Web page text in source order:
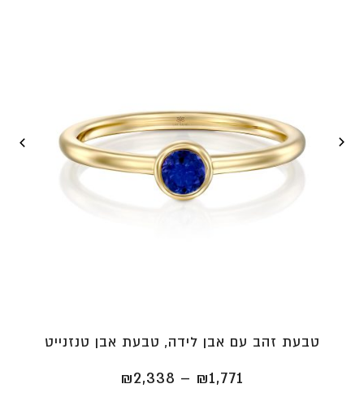
טבעת זהב עם אבן לידה, טבעת אבן טנזנייט
₪1,771
–
₪2,338